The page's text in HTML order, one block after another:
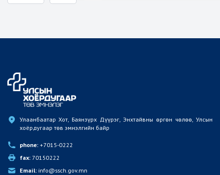
Улаанбаатар Хот, Баянзүрх Дүүрэг, Энхтайвны өргөн чөлөө, Улсын
хоёрдугаар төв эмнэлгийн байр
phone: +7015-0222
fax: 70150222
Email: info@ssch.gov.mn